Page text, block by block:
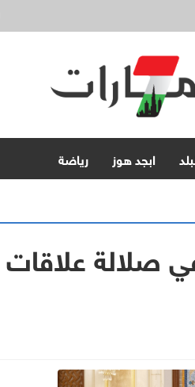
ابجد هوز رياضة
صلالة علاقات